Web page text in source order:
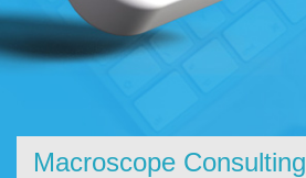
Macroscope Consulting